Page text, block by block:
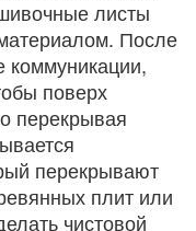
листы
После
коммуникации,
поверх
перекрывая
перекрывают
плит или
чистовой